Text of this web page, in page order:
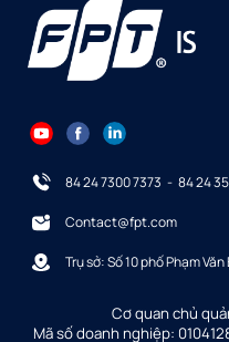
84 24 7300 7373 - 84 24
Contact@fpt.com
Trụ sở: Số 10 phố Phạm
Cơ quan chủ
Mã số doanh nghiệp: